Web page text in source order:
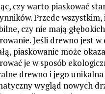
czy warto piaskować
Przede
czy nie mają
Jeśli drewno jest
piaskowanie może
je w sposób
drewno i jego
wygląd nowych